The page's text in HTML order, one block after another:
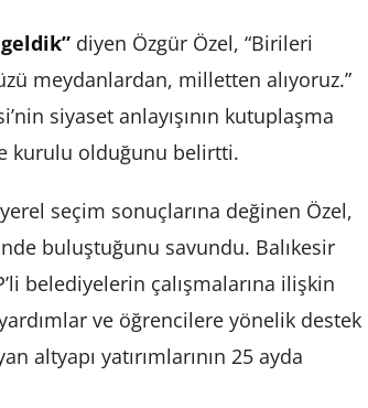
diyen Özgür Özel, “Birileri
meydanlardan, milletten alıyoruz.”
siyaset anlayışının kutuplaşma
kurulu olduğunu belirtti.
yerel seçim sonuçlarına değinen Özel,
buluştuğunu savundu. Balıkesir
belediyelerin çalışmalarına ilişkin
ve öğrencilere yönelik destek
altyapı yatırımlarının 25 ayda